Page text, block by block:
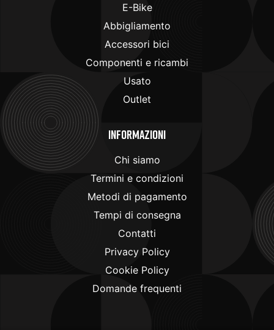
E-Bike
Abbigliamento
Accessori bici
Componenti e ricambi
Usato
Outlet
Informazioni
Chi siamo
Termini e condizioni
Metodi di pagamento
Tempi di consegna
Contatti
Privacy Policy
Cookie Policy
Domande frequenti